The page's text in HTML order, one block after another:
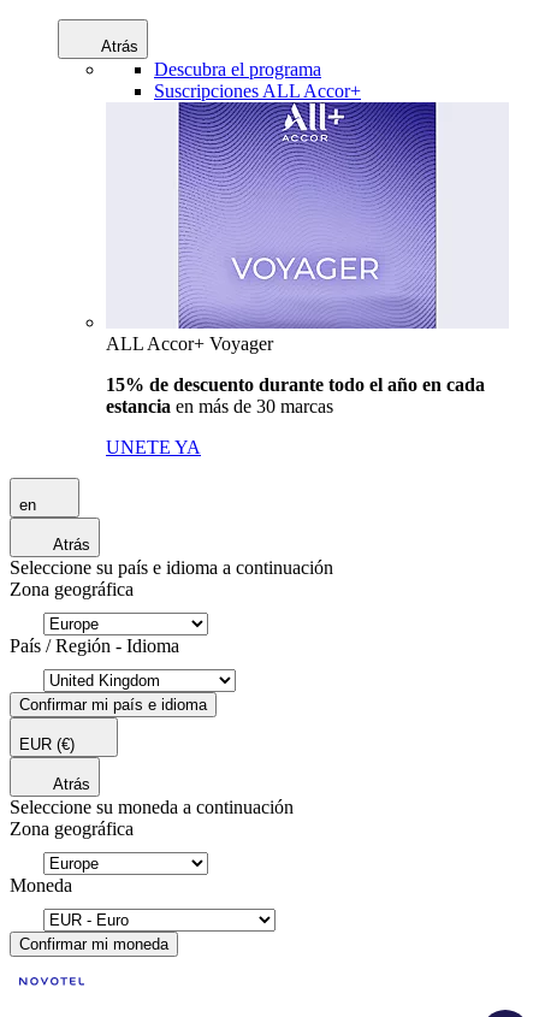
Atrás
Descubra el programa
Suscripciones ALL Accor+
ALL Accor+ Voyager
15% de descuento durante todo el año en cada
estancia en más de 30 marcas
UNETE YA
en
Atrás
Seleccione su país e idioma a continuación
Zona geográfica
País / Región - Idioma
Confirmar mi país e idioma
EUR (€)
Atrás
Seleccione su moneda a continuación
Zona geográfica
Moneda
Confirmar mi moneda